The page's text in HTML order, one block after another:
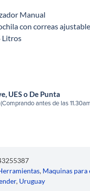
Manual
con correas
Litros
UES o De Punta
antes de las
, Maquinas para
, Uruguay